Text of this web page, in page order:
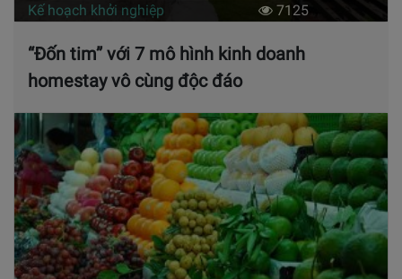
Kế hoạch khởi nghiệp 7125
“Đốn tim” với 7 mô hình kinh doanh
homestay vô cùng độc đáo